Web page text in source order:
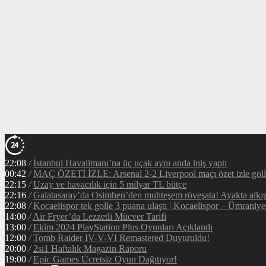
22:08 / İstanbul Havalimanı’na üç uçak aynı anda iniş yaptı
00:42 / MAÇ ÖZETİ İZLE: Arsenal 2-2 Liverpool maçı özet izle
22:15 / Uzay ve havacılık için 5 milyar TL bütçe
22:16 / Galatasaray’da Osimhen’den muhteşem röveşata! Ayakta
22:08 / Kocaelispor tek golle 3 puana ulaştı | Kocaelispor –
14:00 / Air Fryer’da Lezzetli Mücver Tarifi
13:00 / Ekim 2024 PlayStation Plus Oyunları Açıklandı
12:00 / Tomb Raider IV-V-VI Remastered Duyuruldu!
20:00 / 2si1 Haftalık Magazin Raporu
19:00 / Epic Games Ücretsiz Oyun Dağıtıyor!